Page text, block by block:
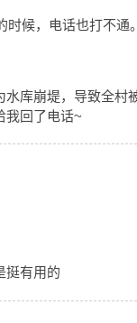
候，电话也打不通。
水库崩堤，导致全
我回了电话~
挺有用的